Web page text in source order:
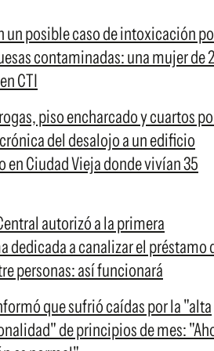
un posible caso de intoxicación
contaminadas: una mujer de
CTI
piso encharcado y cuartos
del desalojo a un edificio
en Ciudad Vieja donde vivían 35
autorizó a la primera
dedicada a canalizar el préstamo
personas: así funcionará
que sufrió caídas por la "alta
de principios de mes: